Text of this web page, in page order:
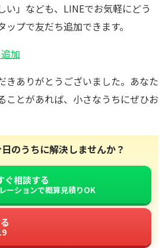
い」なども、LINEでお気軽にどう
プで友だち追加できます。
加
きありがとうございました。あなた
ことがあれば、小さなうちにぜひお
のうちに解決しませんか？
ぐ相談する
ーションで概算見積りOK